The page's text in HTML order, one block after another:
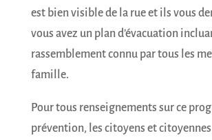
est bien visible de la rue et ils vous
vous avez un plan d’évacuation
rassemblement connu par tous les
famille.
Pour tous renseignements sur ce
prévention, les citoyens et